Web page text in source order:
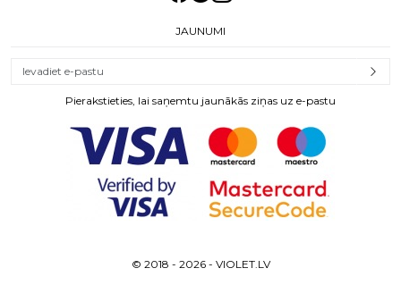
JAUNUMI
Pierakstieties, lai saņemtu jaunākās ziņas uz e-pastu
© 2018 - 2026 - VIOLET.LV